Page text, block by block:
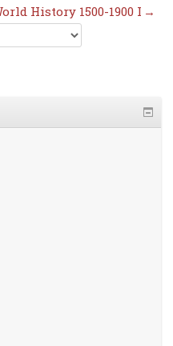
History 1500-1900 I →